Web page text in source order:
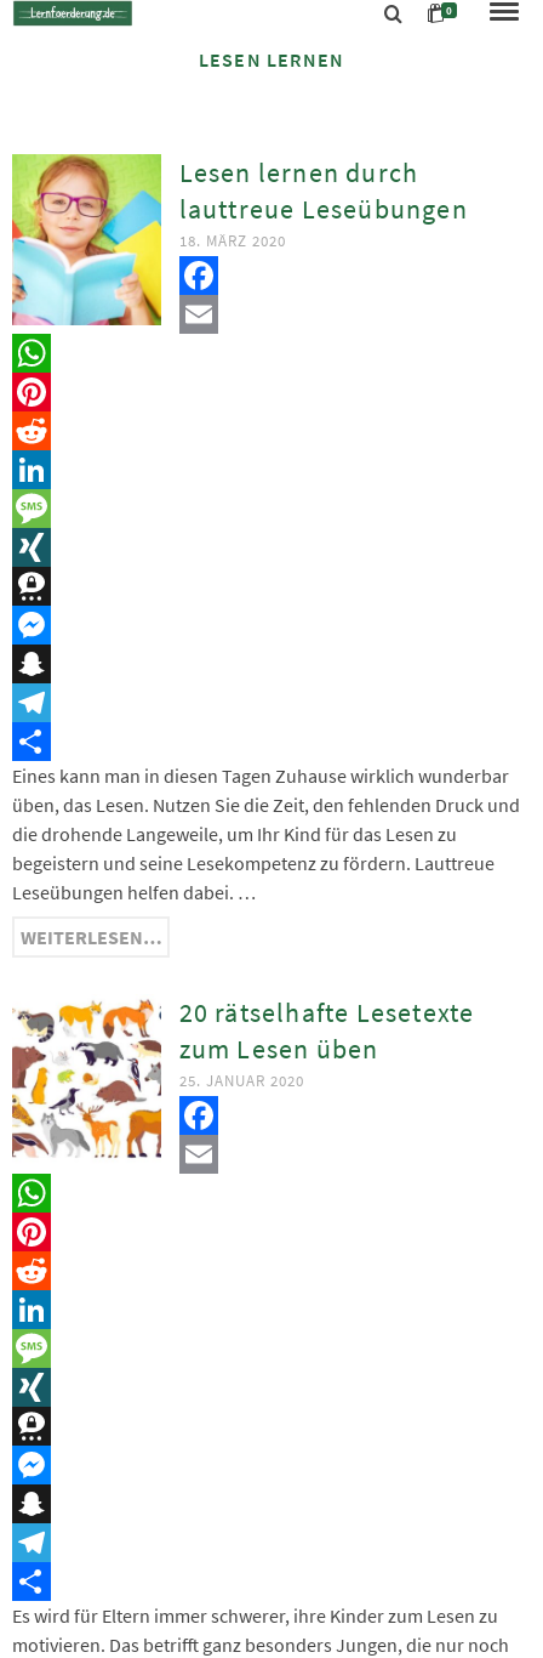
0
LESEN LERNEN
Lesen lernen durch
lauttreue Leseübungen
18. MÄRZ 2020
Facebook
Email
WhatsApp
Pinterest
Reddit
LinkedIn
Message
XING
Threema
Messenger
Snapchat
Telegram
Teilen
Eines kann man in diesen Tagen Zuhause wirklich wunderbar
üben, das Lesen. Nutzen Sie die Zeit, den fehlenden Druck und
die drohende Langeweile, um Ihr Kind für das Lesen zu
begeistern und seine Lesekompetenz zu fördern. Lauttreue
Leseübungen helfen dabei. …
WEITERLESEN…
20 rätselhafte Lesetexte
zum Lesen üben
25. JANUAR 2020
Facebook
Email
WhatsApp
Pinterest
Reddit
LinkedIn
Message
XING
Threema
Messenger
Snapchat
Telegram
Teilen
Es wird für Eltern immer schwerer, ihre Kinder zum Lesen zu
motivieren. Das betrifft ganz besonders Jungen, die nur noch